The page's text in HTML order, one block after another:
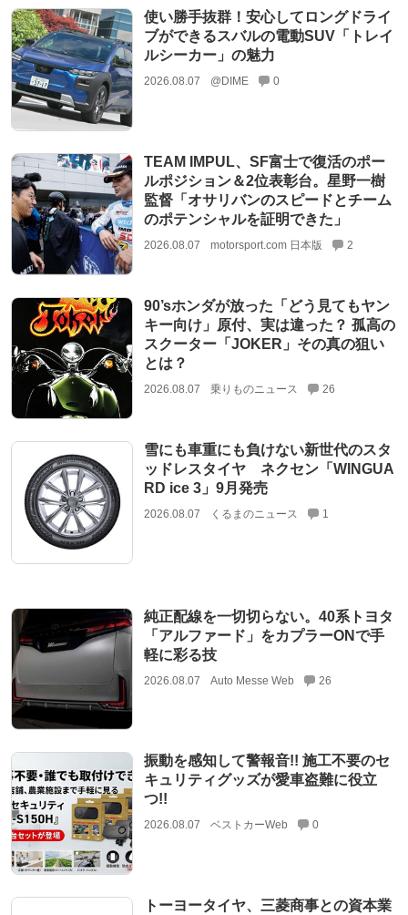
使い勝手抜群！安心してロングドライ
ブができるスバルの電動SUV「トレイ
ルシーカー」の魅力
2026.08.07 @DIME 0
TEAM IMPUL、SF富士で復活のポー
ルポジション＆2位表彰台。星野一樹
監督「オサリバンのスピードとチーム
のポテンシャルを証明できた」
2026.08.07 motorsport.com 日本版 2
90’sホンダが放った「どう見てもヤン
キー向け」原付、実は違った？ 孤高の
スクーター「JOKER」その真の狙い
とは？
2026.08.07 乗りものニュース 26
雪にも車重にも負けない新世代のスタ
ッドレスタイヤ ネクセン「WINGUA
RD ice 3」9月発売
2026.08.07 くるまのニュース 1
純正配線を一切切らない。40系トヨタ
「アルファード」をカプラーONで手
軽に彩る技
2026.08.07 Auto Messe Web 26
振動を感知して警報音!! 施工不要のセ
キュリティグッズが愛車盗難に役立
つ!!
2026.08.07 ベストカーWeb 0
トーヨータイヤ、三菱商事との資本業